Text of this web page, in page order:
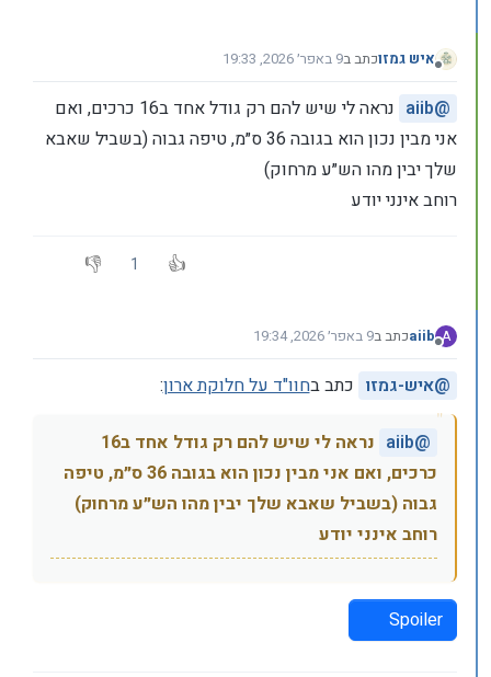
מנותק
איש גמזוכתב ב9 באפר׳ 2026, 19:33
נערך לאחרונה על ידי
@
aiib
נראה לי שיש להם רק גודל אחד ב16 כרכים, ואם
אני מבין נכון הוא בגובה 36 ס״מ, טיפה גבוה (בשביל שאבא
שלך יבין מהו הש״ע מרחוק)
רוחב אינני יודע
1
A
מנותק
aiibכתב ב9 באפר׳ 2026, 19:34
נערך לאחרונה על ידי
@איש-גמזו כתב בחוו"ד על חלוקת ארון:
@
aiib
נראה לי שיש להם רק גודל אחד ב16
כרכים, ואם אני מבין נכון הוא בגובה 36 ס״מ, טיפה
גבוה (בשביל שאבא שלך יבין מהו הש״ע מרחוק)
רוחב אינני יודע
Spoiler